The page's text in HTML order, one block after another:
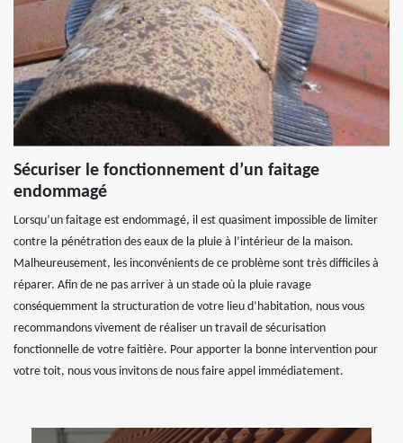
Sécuriser le fonctionnement d’un faitage
endommagé
Lorsqu’un faitage est endommagé, il est quasiment impossible de limiter
contre la pénétration des eaux de la pluie à l’intérieur de la maison.
Malheureusement, les inconvénients de ce problème sont très difficiles à
réparer. Afin de ne pas arriver à un stade où la pluie ravage
conséquemment la structuration de votre lieu d’habitation, nous vous
recommandons vivement de réaliser un travail de sécurisation
fonctionnelle de votre faitière. Pour apporter la bonne intervention pour
votre toit, nous vous invitons de nous faire appel immédiatement.